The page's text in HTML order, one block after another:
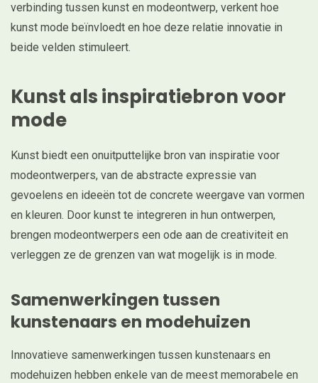
verbinding tussen kunst en modeontwerp, verkent hoe
kunst mode beïnvloedt en hoe deze relatie innovatie in
beide velden stimuleert.
Kunst als inspiratiebron voor
mode
Kunst biedt een onuitputtelijke bron van inspiratie voor
modeontwerpers, van de abstracte expressie van
gevoelens en ideeën tot de concrete weergave van vormen
en kleuren. Door kunst te integreren in hun ontwerpen,
brengen modeontwerpers een ode aan de creativiteit en
verleggen ze de grenzen van wat mogelijk is in mode.
Samenwerkingen tussen
kunstenaars en modehuizen
Innovatieve samenwerkingen tussen kunstenaars en
modehuizen hebben enkele van de meest memorabele en